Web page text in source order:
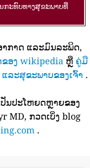
ະທົບທາງສຸຂະພາບທີ່
າກາດ ແລະມົນລະພິດ,
ອງ wikipediaຫຼື ຄູ່ມື
ລະສຸຂະພາບຂອງເຈົ້າ .
ນປະໂຫຍດຫຼາຍຂອງ
MD, ກວດເບິ່ງ blog
.